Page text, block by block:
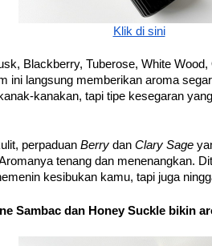
Klik di sini
Blackberry, Tuberose, White
ini langsung memberikan aroma
kanakan, tapi tipe kesegaran yang
perpaduan Berry dan Clary Sage
tenang dan menenangkan.
kesibukan kamu, tapi juga
Sambac dan Honey Suckle bikin